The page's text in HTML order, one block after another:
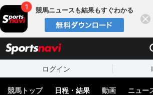
競馬ニュースも結果もすぐわかる
ログイン
競馬トップ 日程・結果 動画 ニュー